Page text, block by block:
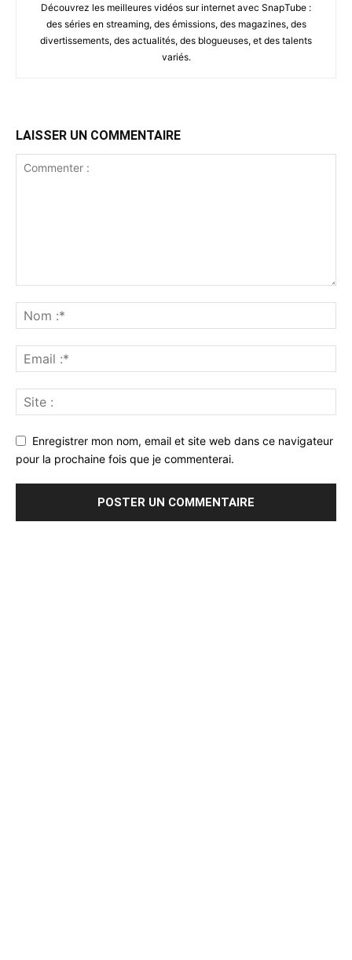
Découvrez les meilleures vidéos sur internet avec SnapTube :
des séries en streaming, des émissions, des magazines, des
divertissements, des actualités, des blogueuses, et des talents
variés.
LAISSER UN COMMENTAIRE
Enregistrer mon nom, email et site web dans ce navigateur
pour la prochaine fois que je commenterai.